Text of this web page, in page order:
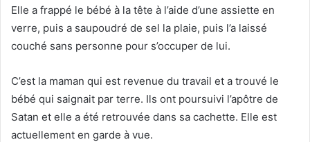
Elle a frappé le bébé à la tête à l’aide d’une assiette en
verre, puis a saupoudré de sel la plaie, puis l’a laissé
couché sans personne pour s’occuper de lui.
C’est la maman qui est revenue du travail et a trouvé le
bébé qui saignait par terre. Ils ont poursuivi l’apôtre de
Satan et elle a été retrouvée dans sa cachette. Elle est
actuellement en garde à vue.